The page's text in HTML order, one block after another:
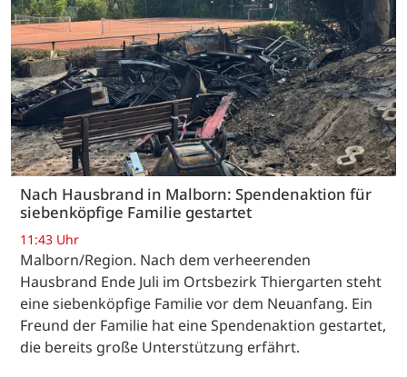
Nach Hausbrand in Malborn: Spendenaktion für
siebenköpfige Familie gestartet
11:43 Uhr
Malborn/Region. Nach dem verheerenden
Hausbrand Ende Juli im Ortsbezirk Thiergarten steht
eine siebenköpfige Familie vor dem Neuanfang. Ein
Freund der Familie hat eine Spendenaktion gestartet,
die bereits große Unterstützung erfährt.